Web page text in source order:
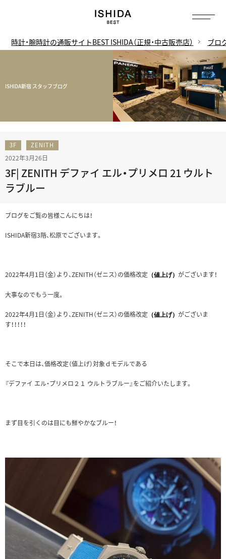
時計・腕時計の通販サイトBEST ISHIDA（正規・中古販売店） ブロ
ISHIDA新宿 スタッフブログ
3F ZENITH
2022年3月26日
3F| ZENITH デファイ エル・プリメロ 21 ウルト
ラブルー
ブログをご覧の皆様こんにちは！
ISHIDA新宿3階、松原でございます。
2022年4月1日（金）より、ZENITH（ゼニス）の価格改定 （値上げ） がございます！
大事なのでもう一度。
2022年4月1日（金）より、ZENITH（ゼニス）の価格改定 （値上げ） がございま
す！！！！！
そこで本日は、価格改定（値上げ）対象ｄモデルである
『デファイ エル・プリメロ２１ ウルトラブルー』をご紹介いたします。
まず目を引くのは目にも鮮やかなブルー！